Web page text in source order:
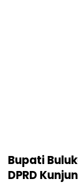
Bupati
DPRD